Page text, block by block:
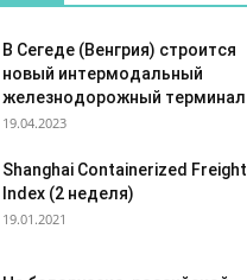
В Сегеде (Венгрия) строится
новый интермодальный
железнодорожный терминал
19.04.2023
Shanghai Containerized Freight
Index (2 неделя)
19.01.2021